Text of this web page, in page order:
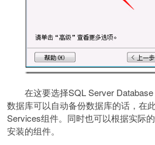
在这要选择SQL Server
数据库可以自动备份数据库的话，在
Services组件。同时也可以根据实际
安装的组件。